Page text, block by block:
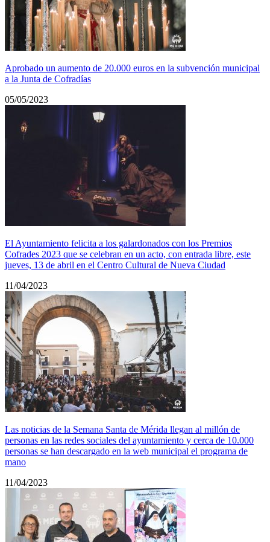
Aprobado un aumento de 20.000 euros en la subvención municipal
a la Junta de Cofradías
05/05/2023
El Ayuntamiento felicita a los galardonados con los Premios
Cofrades 2023 que se celebran en un acto, con entrada libre, este
jueves, 13 de abril en el Centro Cultural de Nueva Ciudad
11/04/2023
Las noticias de la Semana Santa de Mérida llegan al millón de
personas en las redes sociales del ayuntamiento y cerca de 10.000
personas se han descargado en la web municipal el programa de
mano
11/04/2023